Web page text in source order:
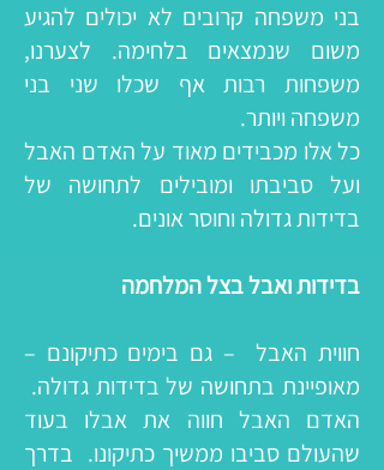
בני משפחה קרובים לא יכולים להגיע
משום שנמצאים בלחימה. לצערנו,
משפחות רבות אף שכלו שני בני
משפחה ויותר.
כל אלו מכבידים מאוד על האדם האבל
ועל סביבתו ומובילים לתחושה של
בדידות גדולה וחוסר אונים.
בדידות ואבל בצל המלחמה
חווית האבל – גם בימים כתיקונם –
מאופיינת בתחושה של בדידות גדולה.
האדם האבל חווה את אבלו בעוד
שהעולם סביבו ממשיך כתיקונו. בדרך